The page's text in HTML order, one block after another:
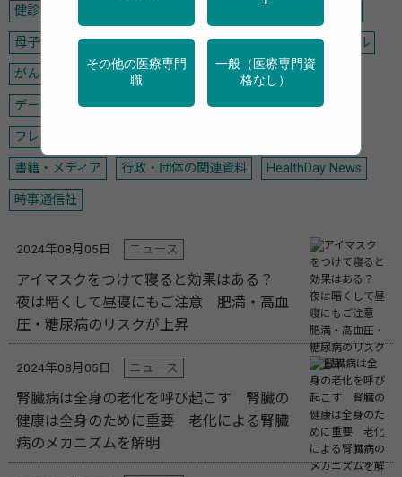
健診・検診
母子保健 学校保健 メンタルヘルス 禁煙 アルコール
がん 栄養 調査・統計 デジタル・AI
データヘルス計画 高齢者 女性の健康
フレイル・介護予防
書籍・メディア 行政・団体の関連資料 HealthDay News
時事通信社
2024年08月05日 ニュース
アイマスクをつけて寝ると効果はある？
夜は暗くして昼寝にもご注意 肥満・高血
圧・糖尿病のリスクが上昇
2024年08月05日 ニュース
腎臓病は全身の老化を呼び起こす 腎臓の
健康は全身のために重要 老化による腎臓
病のメカニズムを解明
その他の医療専門
職
一般（医療専門資
格なし）